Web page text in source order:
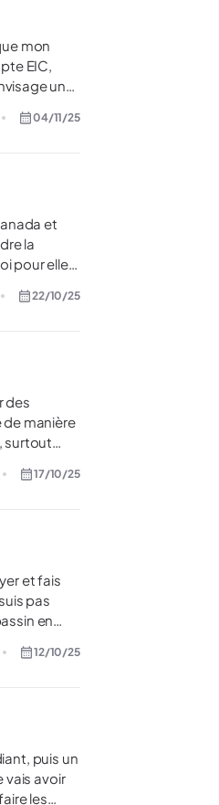
mon
EIC,
jour de
04/11/25
la
puisse
22/10/25
manière
surtout
et j'ai
17/10/25
et fais
pas
en
canada
12/10/25